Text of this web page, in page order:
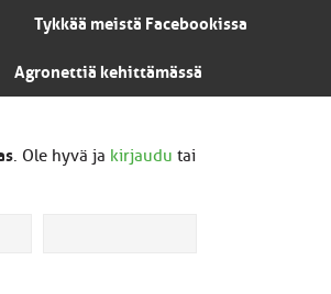
Tykkää meistä Facebookissa
Agronettiä kehittämässä
. Ole hyvä ja kirjaudu tai